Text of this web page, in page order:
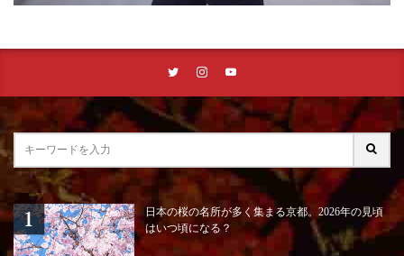
日本の桜の名所が多く集まる京都。2026年の見頃
はいつ頃になる？